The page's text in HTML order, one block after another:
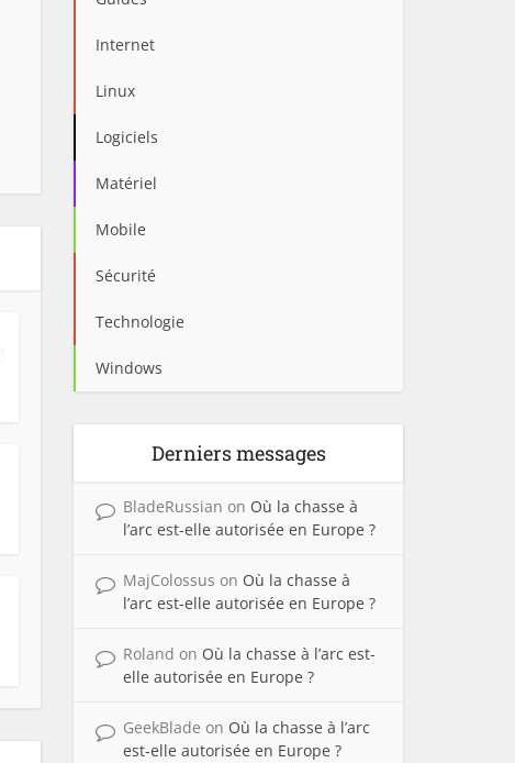
Internet
Linux
Logiciels
Matériel
Mobile
Sécurité
Technologie
Windows
Derniers messages
BladeRussian on Où la chasse à
l’arc est-elle autorisée en Europe ?
MajColossus on Où la chasse à
l’arc est-elle autorisée en Europe ?
Roland on Où la chasse à l’arc est-
elle autorisée en Europe ?
GeekBlade on Où la chasse à l’arc
est-elle autorisée en Europe ?